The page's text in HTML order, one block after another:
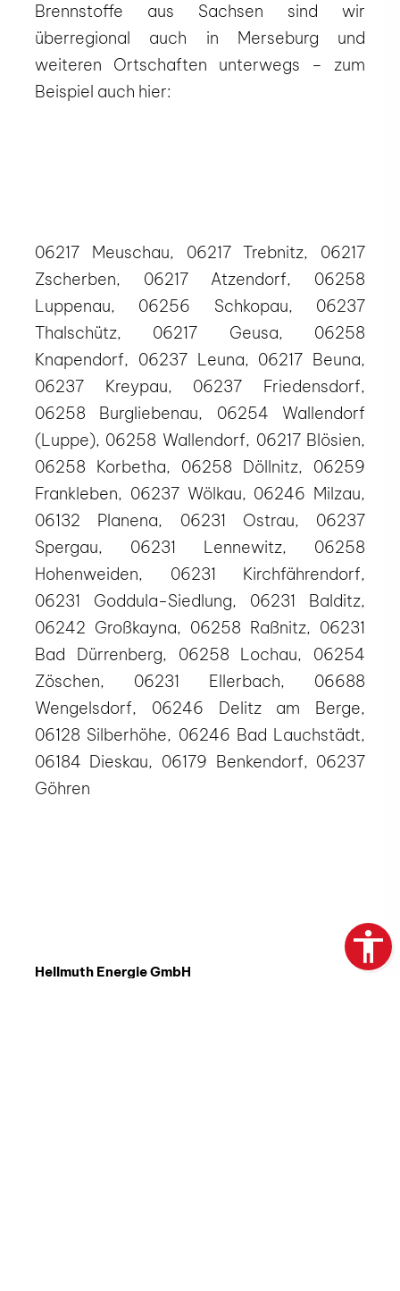
Brennstoffe aus Sachsen sind wir
überregional auch in Merseburg und
weiteren Ortschaften unterwegs – zum
Beispiel auch hier:
06217 Meuschau, 06217 Trebnitz, 06217
Zscherben, 06217 Atzendorf, 06258
Luppenau, 06256 Schkopau, 06237
Thalschütz, 06217 Geusa, 06258
Knapendorf, 06237 Leuna, 06217 Beuna,
06237 Kreypau, 06237 Friedensdorf,
06258 Burgliebenau, 06254 Wallendorf
(Luppe), 06258 Wallendorf, 06217 Blösien,
06258 Korbetha, 06258 Döllnitz, 06259
Frankleben, 06237 Wölkau, 06246 Milzau,
06132 Planena, 06231 Ostrau, 06237
Spergau, 06231 Lennewitz, 06258
Hohenweiden, 06231 Kirchfährendorf,
06231 Goddula-Siedlung, 06231 Balditz,
06242 Großkayna, 06258 Raßnitz, 06231
Bad Dürrenberg, 06258 Lochau, 06254
Zöschen, 06231 Ellerbach, 06688
Wengelsdorf, 06246 Delitz am Berge,
06128 Silberhöhe, 06246 Bad Lauchstädt,
06184 Dieskau, 06179 Benkendorf, 06237
Göhren
Hellmuth Energie GmbH